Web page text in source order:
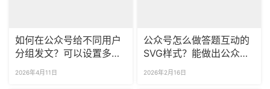
如何在公众号给不同用户
分组发文？可以设置多久
2026年4月11日
公众号怎么做答题互动的
SVG样式？能做出公众号
2026年2月16日